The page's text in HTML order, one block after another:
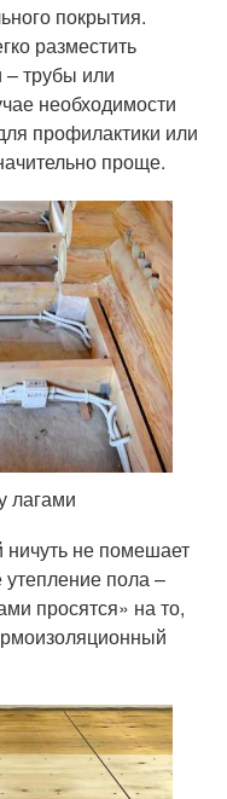
покрытия.
разместить
трубы или
необходимости
профилактики или
проще.
лагами
не помешает
пола –
просятся» на то,